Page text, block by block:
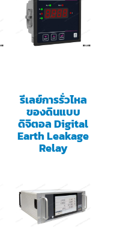
รีเลย์การรั่วไหล
ของดินแบบ
ดิจิตอล Digital
Earth Leakage
Relay